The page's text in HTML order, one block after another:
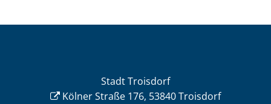
Stadt Troisdorf
Kölner Straße 176, 53840 Troisdorf